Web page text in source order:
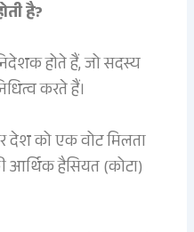
है?
होते हैं, जो सदस्य
करते हैं।
देश को एक वोट मिलता
आर्थिक हैसियत (कोटा)